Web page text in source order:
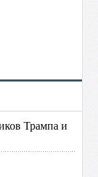
Трампа и